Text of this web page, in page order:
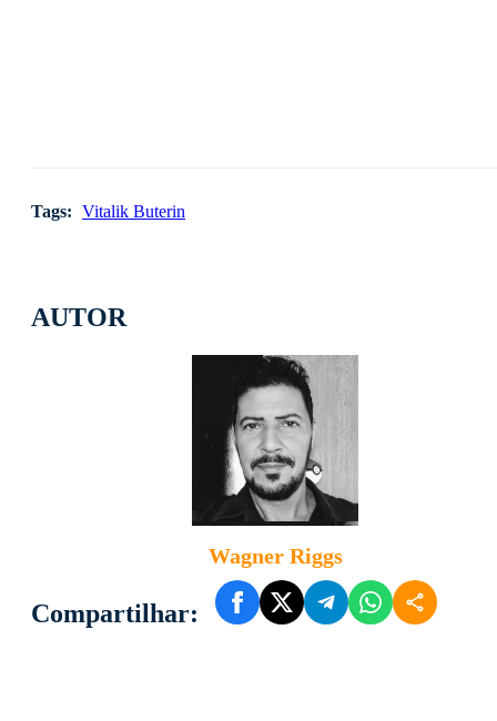
AUTOR
Wagner Riggs
Compartilhar:
Tags: Vitalik Buterin